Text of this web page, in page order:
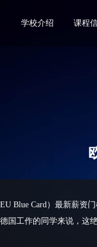
学校介绍 课程
Blue Card）最新薪资
国工作的同学来说，这